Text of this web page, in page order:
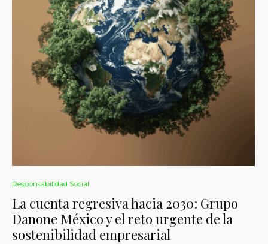
Responsabilidad Social
La cuenta regresiva hacia 2030: Grupo
Danone México y el reto urgente de la
sostenibilidad empresarial